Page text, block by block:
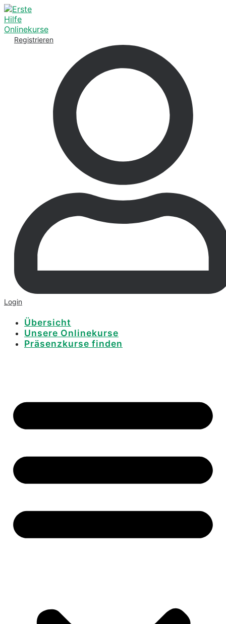
Registrieren
Login
Übersicht
Unsere Onlinekurse
Präsenzkurse finden